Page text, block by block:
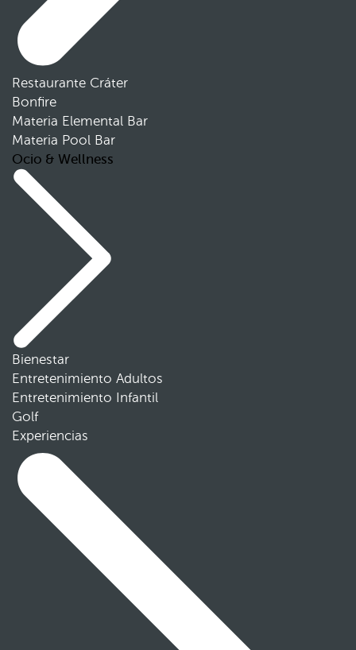
Restaurante Cráter
Bonfire
Materia Elemental Bar
Materia Pool Bar
Ocio & Wellness
Bienestar
Entretenimiento Adultos
Entretenimiento Infantil
Golf
Experiencias